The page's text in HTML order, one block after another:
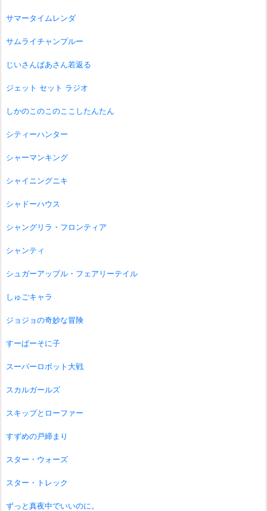
サマータイムレンダ
サムライチャンプルー
じいさんばあさん若返る
ジェット セット ラジオ
しかのこのこのここしたんたん
シティーハンター
シャーマンキング
シャイニングニキ
シャドーハウス
シャングリラ・フロンティア
シャンティ
シュガーアップル・フェアリーテイル
しゅごキャラ
ジョジョの奇妙な冒険
すーぱーそに子
スーパーロボット大戦
スカルガールズ
スキップとローファー
すずめの戸締まり
スター・ウォーズ
スター・トレック
ずっと真夜中でいいのに。